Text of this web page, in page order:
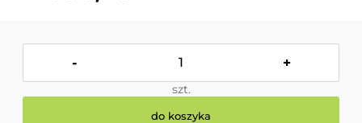
- +
szt.
do koszyka